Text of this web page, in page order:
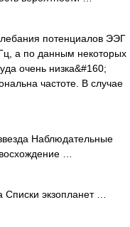
потенциалов ЭЭГ
а по данным некоторых
очень низка&#160;
частоте. В случае
Наблюдательные
…
экзопланет …